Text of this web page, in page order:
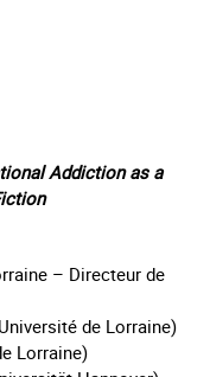
Addiction as a
– Directeur de
de Lorraine)
Lorraine)